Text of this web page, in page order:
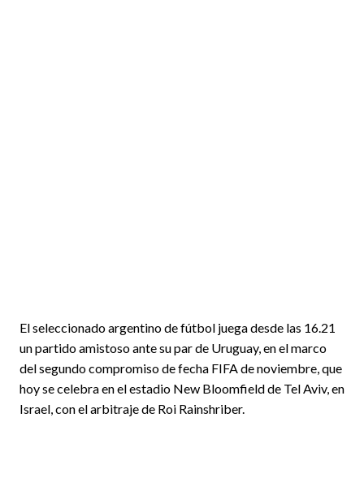
El seleccionado argentino de fútbol juega desde las 16.21
un partido amistoso ante su par de Uruguay, en el marco
del segundo compromiso de fecha FIFA de noviembre, que
hoy se celebra en el estadio New Bloomfield de Tel Aviv, en
Israel, con el arbitraje de Roi Rainshriber.